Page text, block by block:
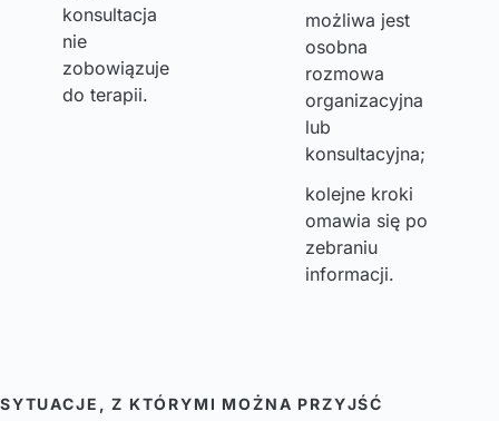
konsultacja
nie
zobowiązuje
do terapii.
możliwa jest
osobna
rozmowa
organizacyjna
lub
konsultacyjna;
kolejne kroki
omawia się po
zebraniu
informacji.
SYTUACJE, Z KTÓRYMI MOŻNA PRZYJŚĆ